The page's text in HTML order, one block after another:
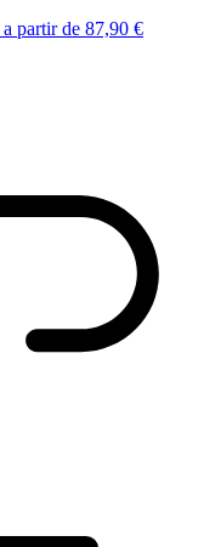
a partir de 87,90 €